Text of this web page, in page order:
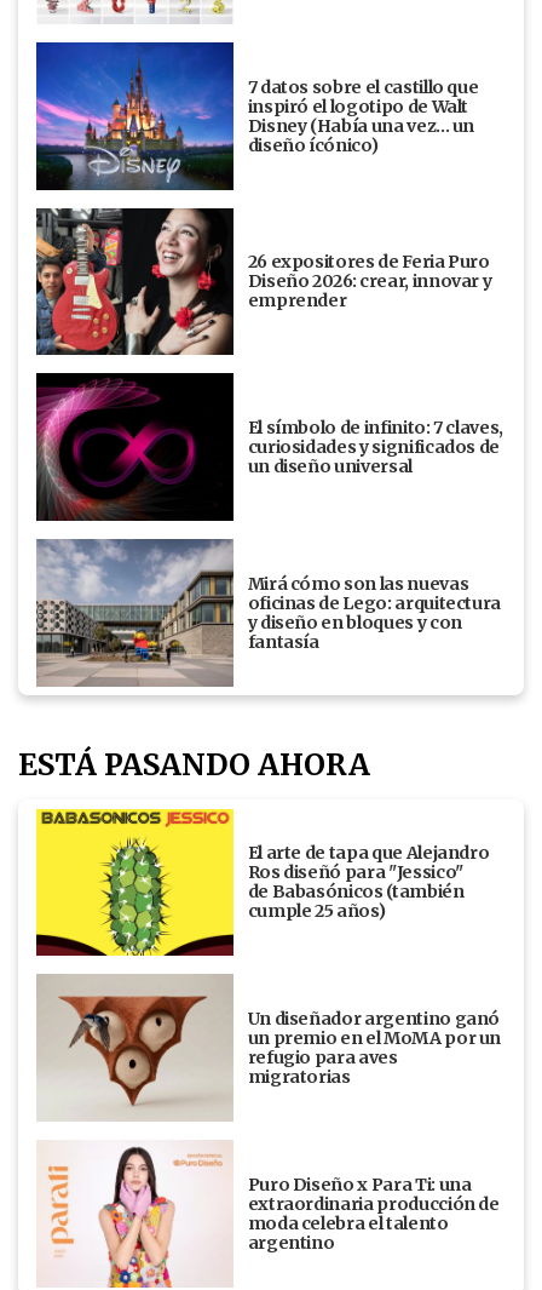
7 datos sobre el castillo que
inspiró el logotipo de Walt
Disney (Había una vez... un
diseño ícónico)
26 expositores de Feria Puro
Diseño 2026: crear, innovar y
emprender
El símbolo de infinito: 7 claves,
curiosidades y significados de
un diseño universal
Mirá cómo son las nuevas
oficinas de Lego: arquitectura
y diseño en bloques y con
fantasía
ESTÁ PASANDO AHORA
El arte de tapa que Alejandro
Ros diseñó para "Jessico"
de Babasónicos (también
cumple 25 años)
Un diseñador argentino ganó
un premio en el MoMA por un
refugio para aves
migratorias
Puro Diseño x Para Ti: una
extraordinaria producción de
moda celebra el talento
argentino